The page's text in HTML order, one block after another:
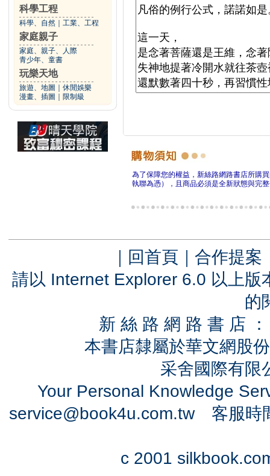
科學工程
科學、自然 工業、工程
家庭親子
家庭、親子、人際
青少年、童書
玩樂天地
旅遊、地圖
休閒娛樂
漫畫、插圖
限制級
為了保障您的權益，新絲路網路書店所購
執聯為憑），且商品必須是全新狀態與完
｜ 回首頁 ｜ 合作提案
請以 Internet Explorer 6.0 以上
的
新 絲 路 網 路 書 店
本書店隸屬於華文網股
采舍國際有
Your Personal Knowledge
service@book4u.com.tw客服時
c 2001